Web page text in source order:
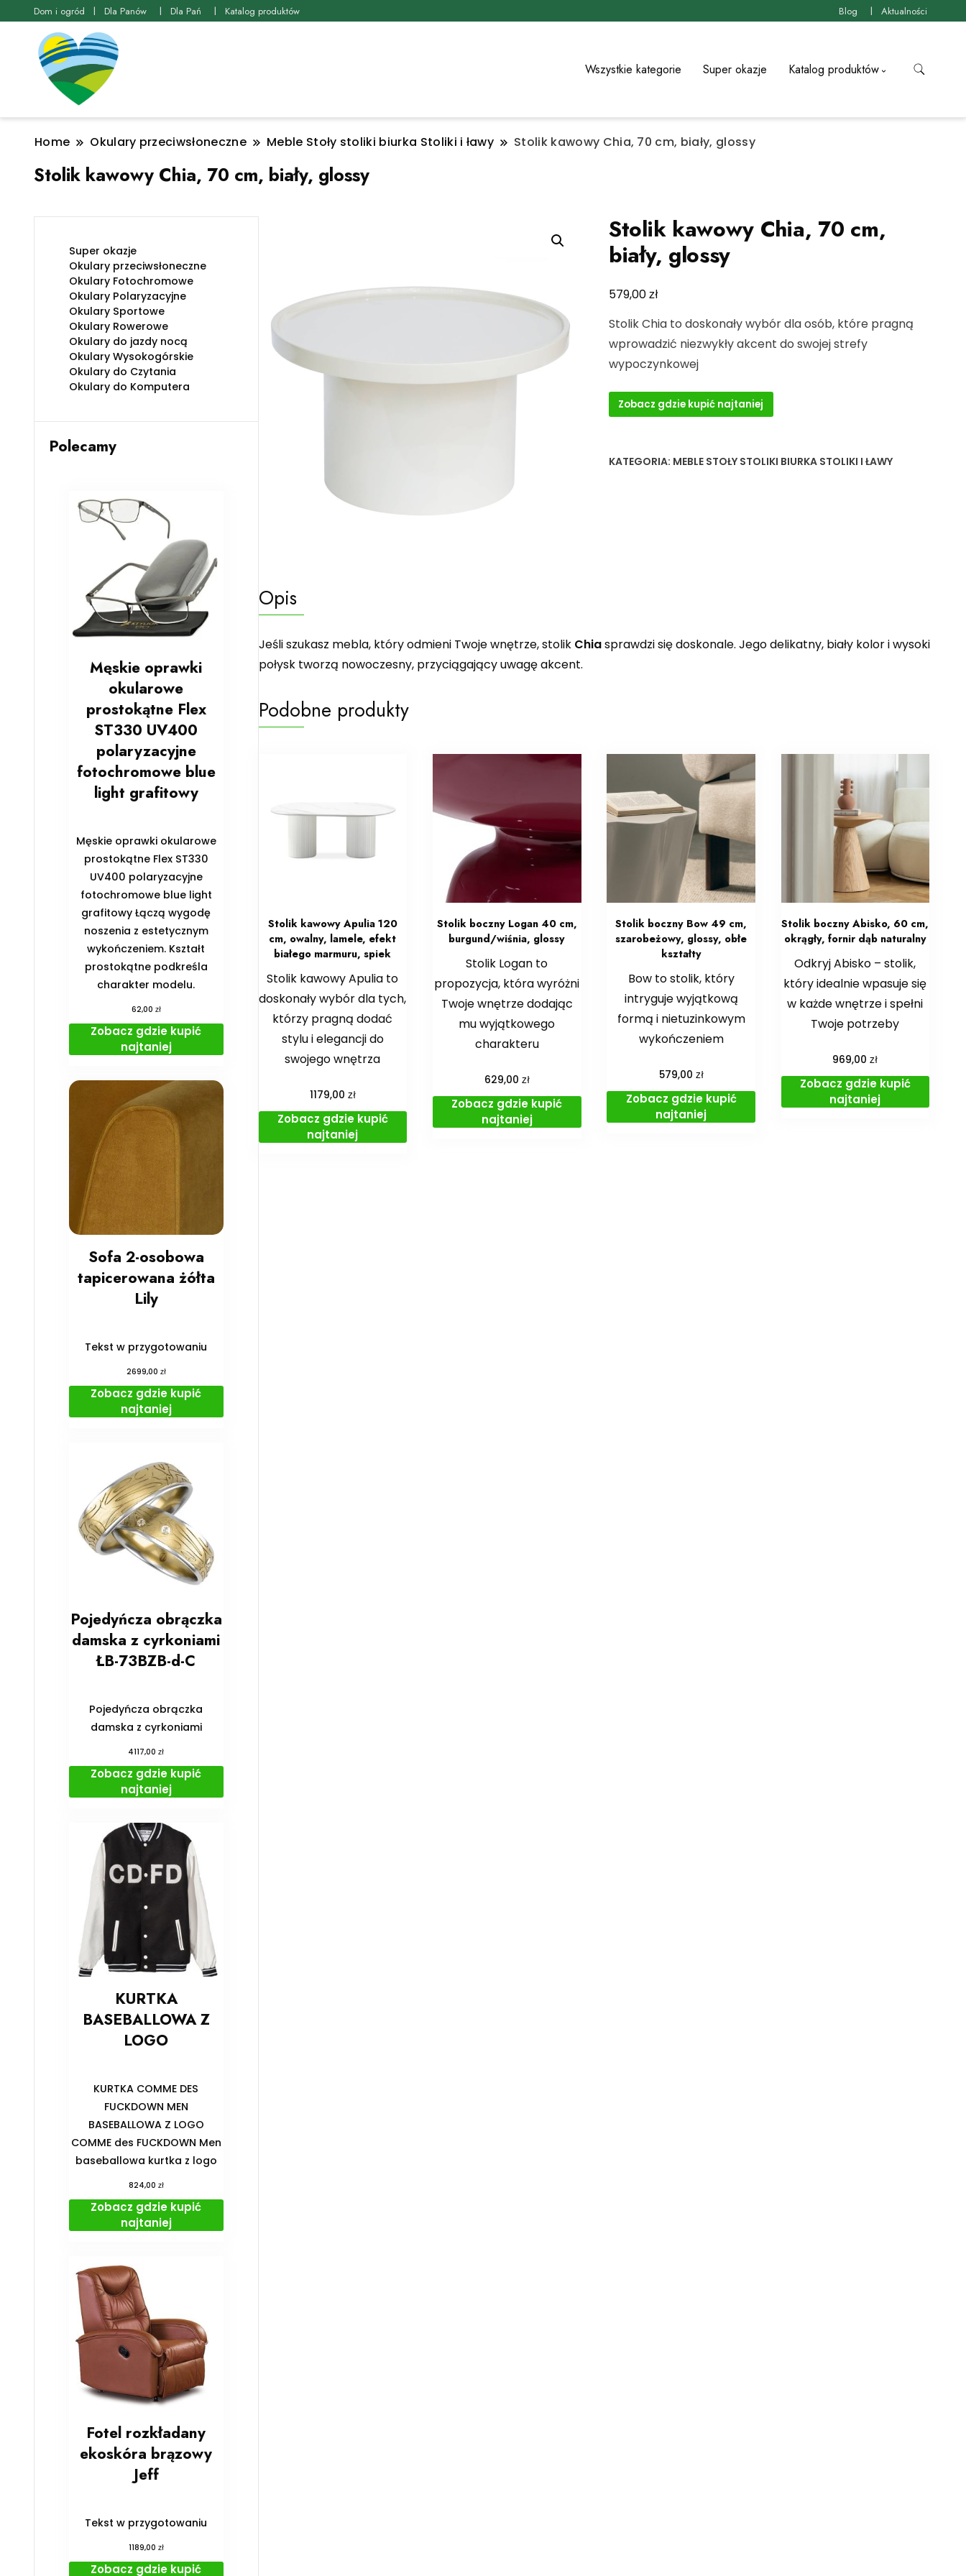
Dom i ogród Dla Panów Dla Pań Katalog produktów Blog Aktualności
Wszystkie kategorie Super okazje Katalog produktów
Home Okulary przeciwsłoneczne Meble Stoły stoliki biurka Stoliki i ławy Stolik kawowy Chia, 70 cm, biały, glossy
Stolik kawowy Chia, 70 cm, biały, glossy
Stolik kawowy Chia, 70 cm,
biały, glossy
579,00zł
Stolik Chia to doskonały wybór dla osób, które pragną
wprowadzić niezwykły akcent do swojej strefy
wypoczynkowej
Zobacz gdzie kupić najtaniej
KATEGORIA: MEBLE STOŁY STOLIKI BIURKA STOLIKI I ŁAWY
Opis
Jeśli szukasz mebla, który odmieni Twoje wnętrze, stolik Chiasprawdzi się doskonale. Jego delikatny, biały kolor i wysoki
połysk tworzą nowoczesny, przyciągający uwagę akcent.
Podobne produkty
Stolik kawowy Apulia 120
cm, owalny, lamele, efekt
białego marmuru, spiek
Stolik kawowy Apulia to
doskonały wybór dla tych,
którzy pragną dodać
stylu i elegancji do
swojego wnętrza
1179,00 zł
Zobacz gdzie kupić
najtaniej
Stolik boczny Logan 40 cm,
burgund/wiśnia, glossy
Stolik Logan to
propozycja, która wyróżni
Twoje wnętrze dodając
mu wyjątkowego
charakteru
629,00 zł
Zobacz gdzie kupić
najtaniej
Stolik boczny Bow 49 cm,
szarobeżowy, glossy, obłe
kształty
Bow to stolik, który
intryguje wyjątkową
formą i nietuzinkowym
wykończeniem
579,00 zł
Zobacz gdzie kupić
najtaniej
Stolik boczny Abisko, 60 cm,
okrągły, fornir dąb naturalny
Odkryj Abisko – stolik,
który idealnie wpasuje się
w każde wnętrze i spełni
Twoje potrzeby
969,00zł
Zobacz gdzie kupić
najtaniej
Super okazje
Okulary przeciwsłoneczne
Okulary Fotochromowe
Okulary Polaryzacyjne
Okulary Sportowe
Okulary Rowerowe
Okulary do jazdy nocą
Okulary Wysokogórskie
Okulary do Czytania
Okulary do Komputera
Polecamy
Męskie oprawki
okularowe
prostokątne Flex
ST330 UV400
polaryzacyjne
fotochromowe blue
light grafitowy
Męskie oprawki okularowe
prostokątne Flex ST330
UV400 polaryzacyjne
fotochromowe blue light
grafitowy Łączą wygodę
noszenia z estetycznym
wykończeniem. Kształt
prostokątne podkreśla
charakter modelu.
62,00 zł
Zobacz gdzie kupić
najtaniej
Sofa 2-osobowa
tapicerowana żółta
Lily
Tekst w przygotowaniu
2699,00 zł
Zobacz gdzie kupić
najtaniej
Pojedyńcza obrączka
damska z cyrkoniami
ŁB-73BZB-d-C
Pojedyńcza obrączka
damska z cyrkoniami
4117,00zł
Zobacz gdzie kupić
najtaniej
KURTKA
BASEBALLOWA Z
LOGO
KURTKA COMME DES
FUCKDOWN MEN
BASEBALLOWA Z LOGO
COMME des FUCKDOWN Men
baseballowa kurtka z logo
824,00 zł
Zobacz gdzie kupić
najtaniej
Fotel rozkładany
ekoskóra brązowy
Jeff
Tekst w przygotowaniu
1189,00 zł
Zobacz gdzie kupić